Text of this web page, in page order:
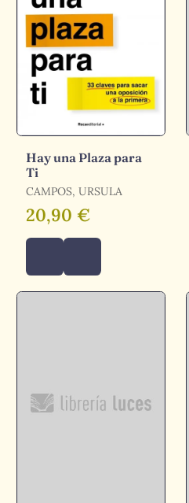
Hay una Plaza para
Ti
CAMPOS, URSULA
20,90 €